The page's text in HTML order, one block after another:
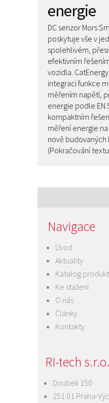
energie
DC senzor Mors
poskytuje vše v
spolehlivém,
efektivním
vozidla.
integraci funkce
měřením napětí,
energie podle EN
kompaktním
měření energie
nově
(Pokračování
Navigace
Úvod
Aktuality
Katalog
Ke stažení
O nás
Články
Kontakty
RI-tech s.r.o.
Doubek 150
251 01 Praha-